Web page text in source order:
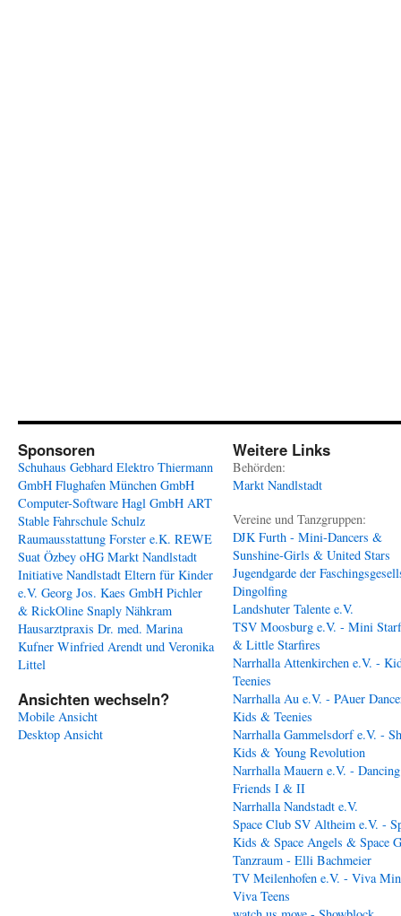
Sponsoren
Schuhaus Gebhard Elektro Thiermann
GmbH Flughafen München GmbH
Computer-Software Hagl GmbH ART
Stable Fahrschule Schulz
Raumausstattung Forster e.K. REWE
Suat Özbey oHG Markt Nandlstadt
Initiative Nandlstadt Eltern für Kinder
e.V. Georg Jos. Kaes GmbH Pichler
& RickOline Snaply Nähkram
Hausarztpraxis Dr. med. Marina
Kufner Winfried Arendt und Veronika
Littel
Ansichten wechseln?
Mobile Ansicht
Desktop Ansicht
Weitere Links
Behörden:
Markt Nandlstadt
Vereine und Tanzgruppen:
DJK Furth - Mini-Dancers &
Sunshine-Girls & United Stars
Jugendgarde der
Dingolfing
Landshuter Talente e.V.
TSV Moosburg e.V. - Mini
& Little Starfires
Narrhalla Attenkirchen e.V. -
Teenies
Narrhalla Au e.V. - PAuer
Kids & Teenies
Narrhalla Gammelsdorf e.V. -
Kids & Young Revolution
Narrhalla Mauern e.V. - Dancing
Friends I & II
Narrhalla Nandstadt e.V.
Space Club SV Altheim e.V. -
Kids & Space Angels & Space
Tanzraum - Elli Bachmeier
TV Meilenhofen e.V. - Viva
Viva Teens